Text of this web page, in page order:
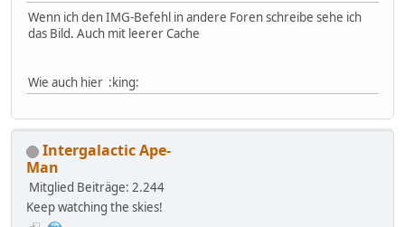
Wenn ich den IMG-Befehl in andere Foren schreibe sehe ich
das Bild. Auch mit leerer Cache
Wie auch hier :king:
Intergalactic Ape-
Man
Mitglied Beiträge: 2.244
Keep watching the skies!